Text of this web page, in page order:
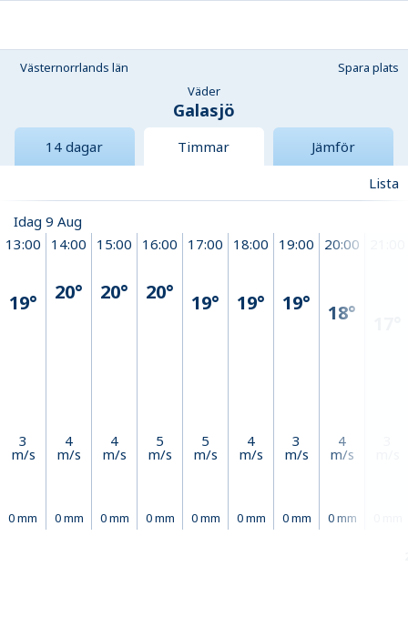
Västernorrlands län
Spara plats
Väder
Galasjö
14 dagar Timmar
Jämför
Lista
Idag 9 Aug
13:00
19°
3
m/s
0 mm
14:00
20°
4
m/s
0 mm
15:00
20°
4
m/s
0 mm
16:00
20°
5
m/s
0 mm
17:00
19°
5
m/s
0 mm
18:00
19°
4
m/s
0 mm
19:00
19°
3
m/s
0 mm
20:00
18°
4
m/s
0 mm